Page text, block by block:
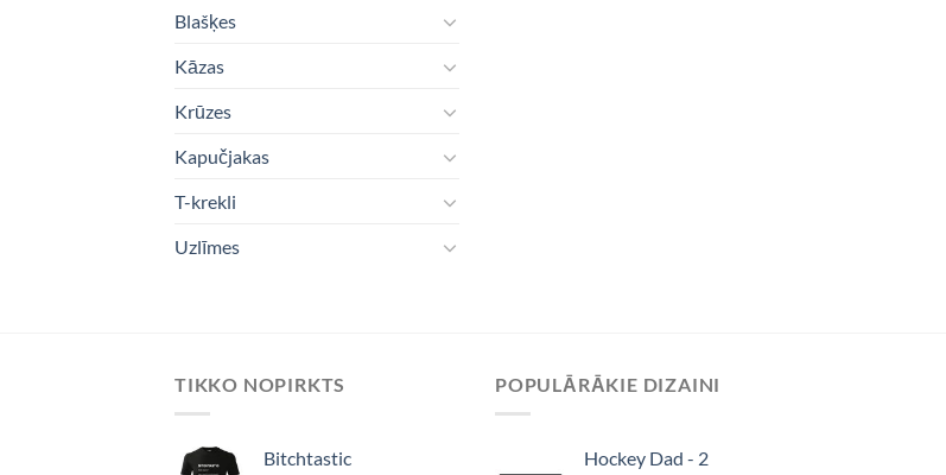
Blašķes
Kāzas
Krūzes
Kapučjakas
T-krekli
Uzlīmes
TIKKO NOPIRKTS
Bitchtastic
POPULĀRĀKIE DIZAINI
Hockey Dad - 2